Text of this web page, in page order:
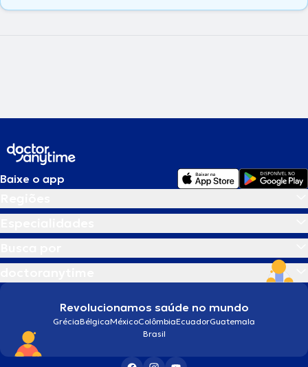
Baixe o app
Revolucionamos saúde no mundo
GréciaBélgicaMéxicoColômbiaEcuadorGuatemala
Brasil